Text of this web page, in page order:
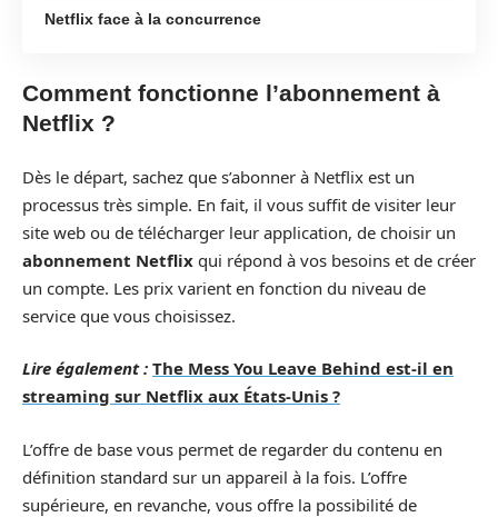
Netflix face à la concurrence
Comment fonctionne l’abonnement à
Netflix ?
Dès le départ, sachez que s’abonner à Netflix est un
processus très simple. En fait, il vous suffit de visiter leur
site web ou de télécharger leur application, de choisir un
abonnement Netflix qui répond à vos besoins et de créer
un compte. Les prix varient en fonction du niveau de
service que vous choisissez.
Lire également : The Mess You Leave Behind est-il en
streaming sur Netflix aux États-Unis ?
L’offre de base vous permet de regarder du contenu en
définition standard sur un appareil à la fois. L’offre
supérieure, en revanche, vous offre la possibilité de